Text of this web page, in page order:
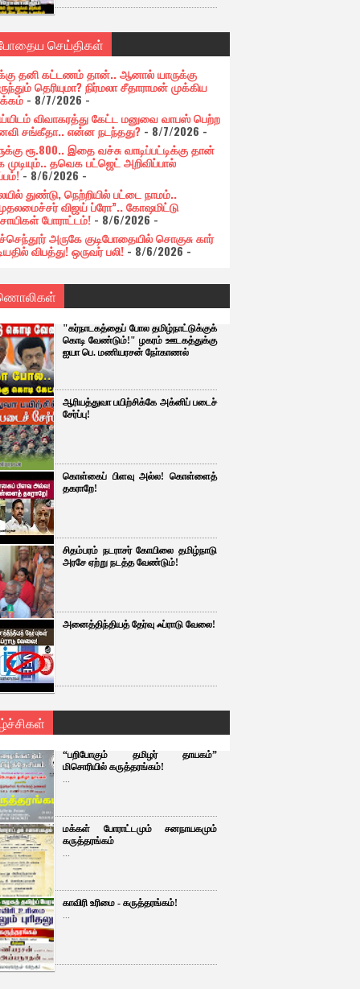
செய்திகள்
தனி கட்டணம் தான்.. ஆனால் யாருக்கு
தெரியுமா? நிர்மலா சீதாராமன் முக்கிய
- 8/7/2026 -
விவாகரத்து கேட்ட மனுவை வாபஸ் பெற்ற
சங்கீதா.. என்ன நடந்தது? - 8/7/2026 -
ரூ.800.. இதை வச்சு வாடிப்பட்டிக்கு தான்
தவெக பட்ஜெட் அறிவிப்பால்
- 8/6/2026 -
துண்டு, நெற்றியில் பட்டை நாமம்..
விஜய் ப்ரோ”.. கோஷமிட்டு
போராட்டம்! - 8/6/2026-
அருகே குடிபோதையில் சொகுசு கார்
விபத்து! ஒருவர் பலி! - 8/6/2026-
"கர்நாடகத்தைப் போல தமிழ்நாட்டுக்குக்
கொடி வேண்டும்!" ழகரம் ஊடகத்துக்கு
ஐயா பெ. மணியரசன் நோ்காணல்
ஆரியத்துவா பயிற்சிக்கே அக்னிப் படைச்
சேர்ப்பு!
கொள்கைப் பிளவு அல்ல! கொள்ளைத்
தகராறே!
சிதம்பரம் நடராசர் கோயிலை தமிழ்நாடு
அரசே ஏற்று நடத்த வேண்டும்!
அனைத்திந்தியத் தேர்வு ஃப்ராடு வேலை!
“பறிபோகும் தமிழர் தாயகம்”
மிசொரியில் கருத்தரங்கம்!
...
மக்கள் போராட்டமும் சனநாயகமும்
கருத்தரங்கம்
...
காவிரி உரிமை - கருத்தரங்கம்!
...